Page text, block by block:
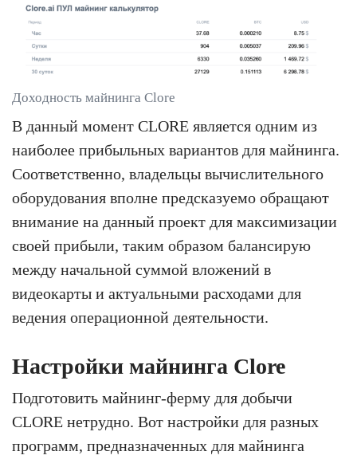
Доходность майнинга Clore
В данный момент CLORE является одним из
наиболее прибыльных вариантов для майнинга.
Соответственно, владельцы вычислительного
оборудования вполне предсказуемо обращают
внимание на данный проект для максимизации
своей прибыли, таким образом балансирую
между начальной суммой вложений в
видеокарты и актуальными расходами для
ведения операционной деятельности.
Настройки майнинга Clore
Подготовить майнинг-ферму для добычи
CLORE нетрудно. Вот настройки для разных
программ, предназначенных для майнинга